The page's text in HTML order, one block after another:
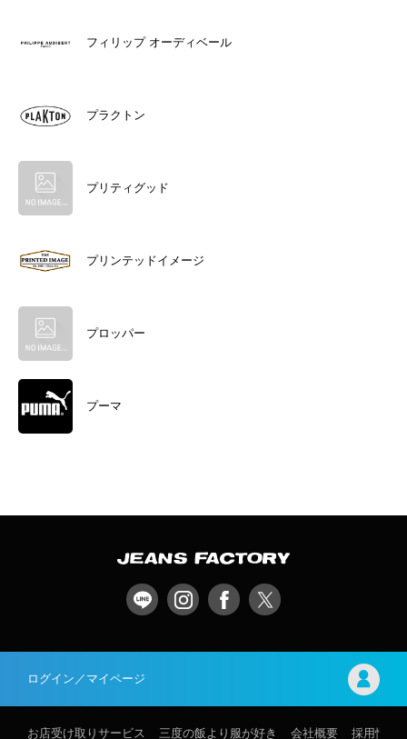
フィリップ オーディベール
プラクトン
プリティグッド
プリンテッドイメージ
プロッパー
プーマ
ログイン／マイページ
お店受け取りサービス 三度の飯より服が好き 会社概要 採用情報